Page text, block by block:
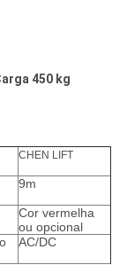
450 kg
CHEN LIFT
9m
Cor vermelha
ou opcional
AC/DC